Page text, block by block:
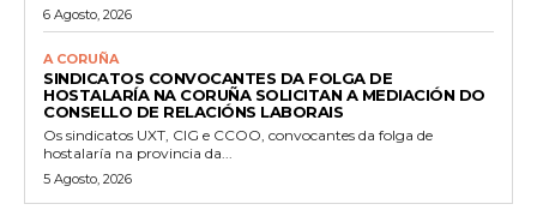
6 Agosto, 2026
A CORUÑA
SINDICATOS CONVOCANTES DA FOLGA DE
HOSTALARÍA NA CORUÑA SOLICITAN A MEDIACIÓN DO
CONSELLO DE RELACIÓNS LABORAIS
Os sindicatos UXT, CIG e CCOO, convocantes da folga de
hostalaría na provincia da...
5 Agosto, 2026